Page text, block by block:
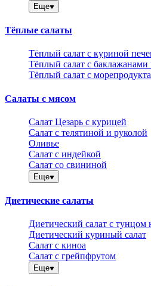
Еще
Тёплые салаты
Тёплый салат с куриной
Тёплый салат с
Тёплый салат с
Салаты с мясом
Салат Цезарь с курицей
Салат с телятиной и руколой
Оливье
Салат с индейкой
Салат со свининой
Еще
Диетические салаты
Диетический салат с
Диетический куриный салат
Салат с киноа
Салат с грейпфрутом
Еще